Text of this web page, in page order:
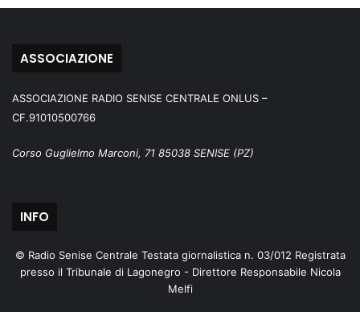
ASSOCIAZIONE
ASSOCIAZIONE RADIO SENISE CENTRALE ONLUS –
CF.91010500766
Corso Guglielmo Marconi, 71 85038 SENISE (PZ)
INFO
© Radio Senise Centrale Testata giornalistica n. 03/012 Registrata
presso il Tribunale di Lagonegro - Direttore Responsabile Nicola
Melfi